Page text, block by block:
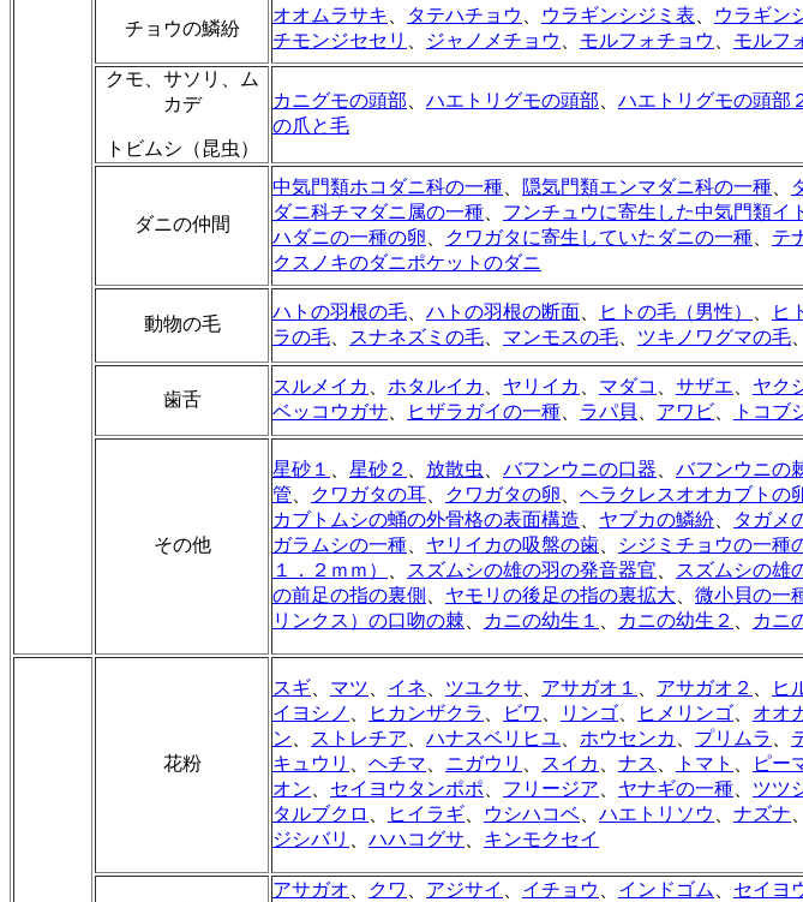
チョウの鱗紛
オオムラサキ 、 タテハチョウ 、 ウラギンシジミ表、 ウラギン
チモンジセセリ 、 ジャノメチョウ 、 モルフォチョウ 、 モルフ
クモ、サソリ、ム
カデ
トビムシ（昆虫）
カニグモの頭部、 ハエトリグモの頭部、 ハエトリグモの頭部
の爪と毛
ダニの仲間
中気門類ホコダニ科の一種、 隠気門類エンマダニ科の一種、
ダニ科チマダニ属の一種、 フンチュウに寄生した中気門類イ
ハダニの一種の卵、 クワガタに寄生していたダニの一種、 テ
クスノキのダニポケットのダニ
動物の毛
ハトの羽根の毛、 ハトの羽根の断面、 ヒトの毛（男性） 、 ヒ
ラの毛、 スナネズミの毛、 マンモスの毛、 ツキノワグマの毛、
歯舌
スルメイカ 、 ホタルイカ 、 ヤリイカ 、 マダコ 、 サザエ、 ヤク
ベッコウガサ、 ヒザラガイの一種、 ラパ貝 、 アワビ、 トコブ
その他
星砂１ 、 星砂２ 、 放散虫、 バフンウニの口器、 バフンウニの
管、 クワガタの耳、 クワガタの卵、 ヘラクレスオオカブトの
カブトムシの蛹の外骨格の表面構造、 ヤブカの鱗紛、 タガメ
ガラムシの一種、 ヤリイカの吸盤の歯、 シジミチョウの一種
１．２ｍｍ）
、 スズムシの雄の羽の発音器官、 スズムシの雄
の前足の指の裏側 、 ヤモリの後足の指の裏拡大、 微小貝の一
リンクス）の口吻の棘、 カニの幼生１ 、 カニの幼生２ 、 カニ
花粉
スギ、 マツ、 イネ、 ツユクサ、 アサガオ１ 、 アサガオ２ 、 ヒ
イヨシノ 、 ヒカンザクラ 、 ビワ 、 リンゴ、 ヒメリンゴ、 オオ
ン、 ストレチア、 ハナスベリヒユ、 ホウセンカ 、 プリムラ 、
キュウリ 、 ヘチマ、 ニガウリ 、 スイカ 、 ナス 、 トマト 、 ピー
オン、 セイヨウタンポポ、 フリージア、 ヤナギの一種、 ツツ
タルブクロ 、 ヒイラギ、 ウシハコベ、 ハエトリソウ 、 ナズナ、
ジシバリ 、 ハハコグサ、 キンモクセイ
アサガオ、 クワ 、 アジサイ 、 イチョウ 、 インドゴム、 セイヨ